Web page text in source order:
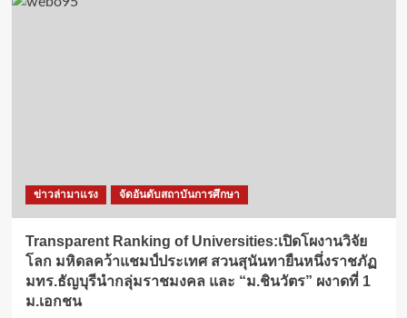
ข่าวล่ามาแรง จัดอันดับสถาบันการศึกษา
Transparent Ranking of Universities:เปิดโผงานวิจัย
โลก มหิดลคว้าแชมป์ประเทศ สวนสุนันทายืนหนึ่งราชภัฏ
มทร.ธัญบุรีนำกลุ่มราชมงคล และ “ม.ชินวัตร” ผงาดที่ 1
ม.เอกชน